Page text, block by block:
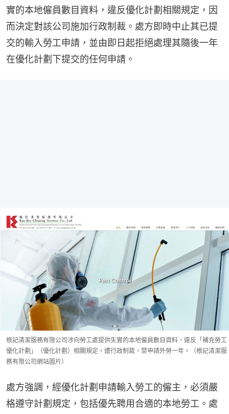
實的本地僱員數目資料，違反優化計劃相關規定，因
而決定對該公司施加行政制裁。處方即時中止其已提
交的輸入勞工申請，並由即日起拒絕處理其隨後一年
在優化計劃下提交的任何申請。
根記清潔服務有限公司涉向勞工處提供失實的本地僱員數目資料，違反「補充勞工
優化計劃」（優化計劃）相關規定，遭行政制裁，禁申請外勞一年。（根記清潔服
務有限公司網站圖片）
處方強調，經優化計劃申請輸入勞工的僱主，必須嚴
格遵守計劃規定，包括優先聘用合適的本地勞工。處